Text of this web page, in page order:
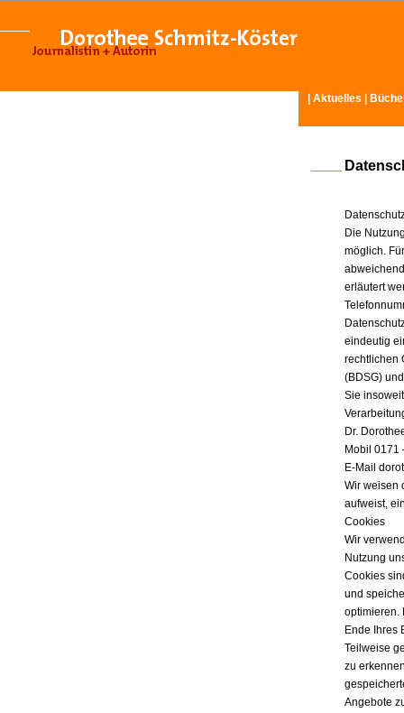
Aktuelles
Die
möglich.
erläutert
eindeutig
rechtlichen
(BDSG)
Sie
Dr.
Mobil 0171
E-Mail
Wir weisen
aufweist,
Cookies
Wir
Nutzung
Cookies
und
optimieren.
Ende Ihres
Teilweise
zu
Angebote